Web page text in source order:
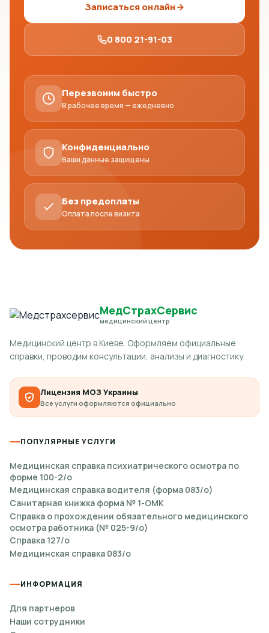
Записаться онлайн
0 800 21-91-03
Перезвоним быстро
В рабочее время — ежедневно
Конфиденциально
Ваши данные защищены
Без предоплаты
Оплата после визита
МедСтрахСервис
медицинский центр
Медицинский центр в Киеве. Оформляем официальные
справки, проводим консультации, анализы и диагностику.
Лицензия МОЗ Украины
Все услуги оформляются официально
ПОПУЛЯРНЫЕ УСЛУГИ
Медицинская справка психиатрического осмотра по
форме 100-2/о
Медицинская справка водителя (форма 083/о)
Санитарная книжка форма № 1-ОМК
Справка о прохождении обязательного медицинского
осмотра работника (№ 025-9/о)
Справка 127/о
Медицинская справка 083/о
ИНФОРМАЦИЯ
Для партнеров
Наши сотрудники